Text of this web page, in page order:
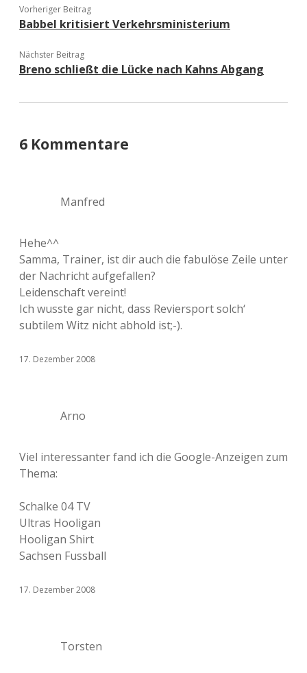
Vorheriger Beitrag
Babbel kritisiert Verkehrsministerium
Nächster Beitrag
Breno schließt die Lücke nach Kahns Abgang
6 Kommentare
Manfred
Hehe^^
Samma, Trainer, ist dir auch die fabulöse Zeile unter
der Nachricht aufgefallen?
Leidenschaft vereint!
Ich wusste gar nicht, dass Reviersport solch‘
subtilem Witz nicht abhold ist;-).
17. Dezember 2008
Arno
Viel interessanter fand ich die Google-Anzeigen zum
Thema:
Schalke 04 TV
Ultras Hooligan
Hooligan Shirt
Sachsen Fussball
17. Dezember 2008
Torsten